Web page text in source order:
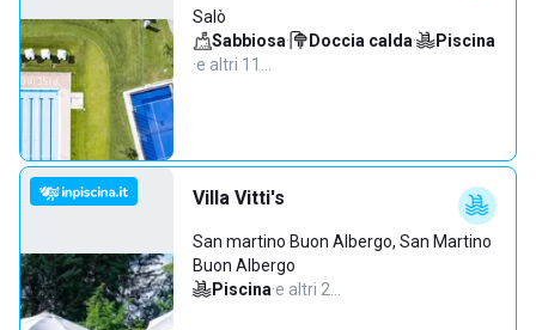
Salò
Sabbiosa· Doccia calda·
Piscina
·e altri 11…
Villa Vitti's
San martino Buon Albergo, San Martino
Buon Albergo
Piscina·e altri 2…